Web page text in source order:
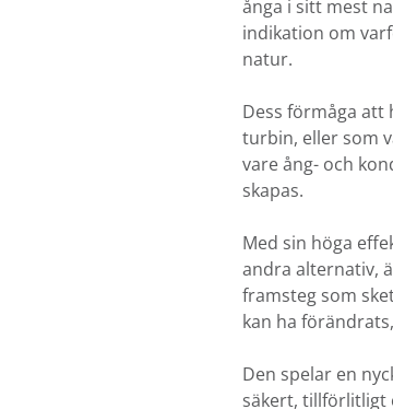
ånga i sitt mest
indikation om
natur.
Dess förmåga att
turbin, eller som
vare ång- och
skapas.
Med sin höga
andra alternativ,
framsteg som
kan ha
Den spelar en
säkert, tillförlitligt